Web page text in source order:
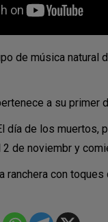
de música
a su primer
día de los muertos,
de noviembr y
ranchera con